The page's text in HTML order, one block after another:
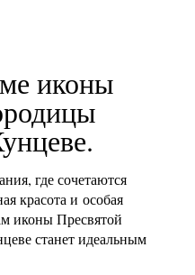
иконы
где сочетаются
красота и особая
иконы Пресвятой
станет идеальным